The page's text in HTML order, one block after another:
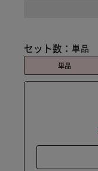
セット数： 単品
単品